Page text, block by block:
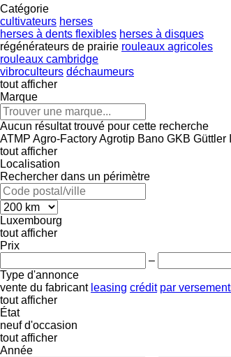
Catégorie
cultivateurs herses
herses à dents flexibles herses à disques
régénérateurs de prairie rouleaux agricoles
rouleaux cambridge
vibroculteurs déchaumeurs
tout afficher
Marque
Aucun résultat trouvé pour cette recherche
ATMP Agro-FactoryAgrotip Bano GKB Güttler
tout afficher
Localisation
Rechercher dans un périmètre
Luxembourg
tout afficher
Prix
–
Type d'annonce
vente du fabricant leasing crédit par
tout afficher
État
neuf d'occasion
tout afficher
Année